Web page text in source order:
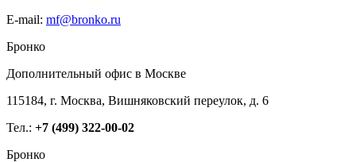
E-mail: mf@bronko.ru
Бронко
Дополнительный офис в Москве
115184, г. Москва, Вишняковский переулок, д. 6
Тел.: +7 (499) 322-00-02
Бронко